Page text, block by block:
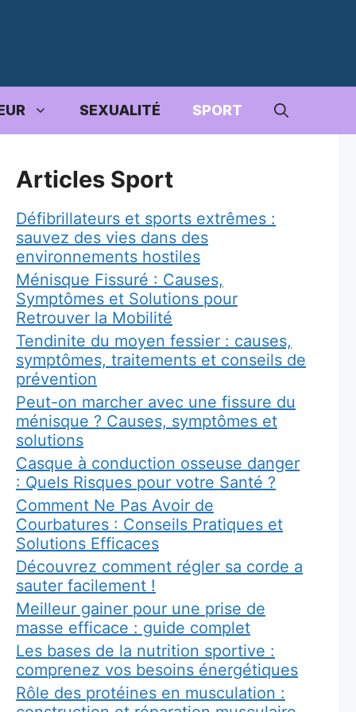
SEXUALITÉ SPORT
Articles Sport
Défibrillateurs et sports extrêmes :
sauvez des vies dans des
environnements hostiles
Ménisque Fissuré : Causes,
Symptômes et Solutions pour
Retrouver la Mobilité
Tendinite du moyen fessier : causes,
symptômes, traitements et conseils de
prévention
Peut-on marcher avec une fissure du
ménisque ? Causes, symptômes et
solutions
Casque à conduction osseuse danger
: Quels Risques pour votre Santé ?
Comment Ne Pas Avoir de
Courbatures : Conseils Pratiques et
Solutions Efficaces
Découvrez comment régler sa corde a
sauter facilement !
Meilleur gainer pour une prise de
masse efficace : guide complet
Les bases de la nutrition sportive :
comprenez vos besoins énergétiques
Rôle des protéines en musculation :